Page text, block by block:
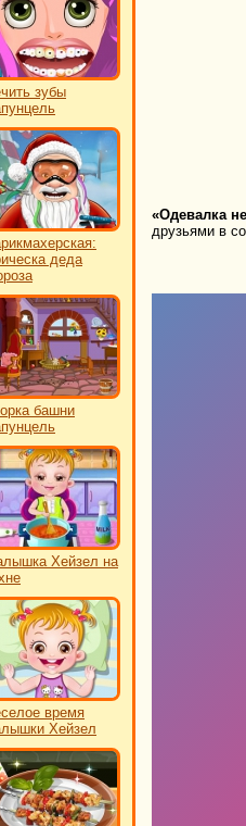
зубы
деда
башни
Хейзел на
время
Хейзел
«Одевалка
друзьями в